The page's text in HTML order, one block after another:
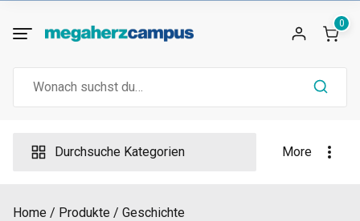
0
Durchsuche Kategorien More
Home Produkte Geschichte